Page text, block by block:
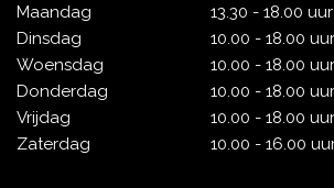
Maandag
Dinsdag
Woensdag
Donderdag
Vrijdag
Zaterdag
13.30 - 18.00 uur
10.00 - 18.00 uur
10.00 - 18.00 uur
10.00 - 18.00 uur
10.00 - 18.00 uur
10.00 - 16.00